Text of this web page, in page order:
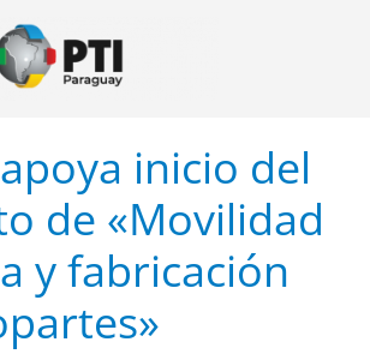
inicio del
de «Movilidad
y fabricación